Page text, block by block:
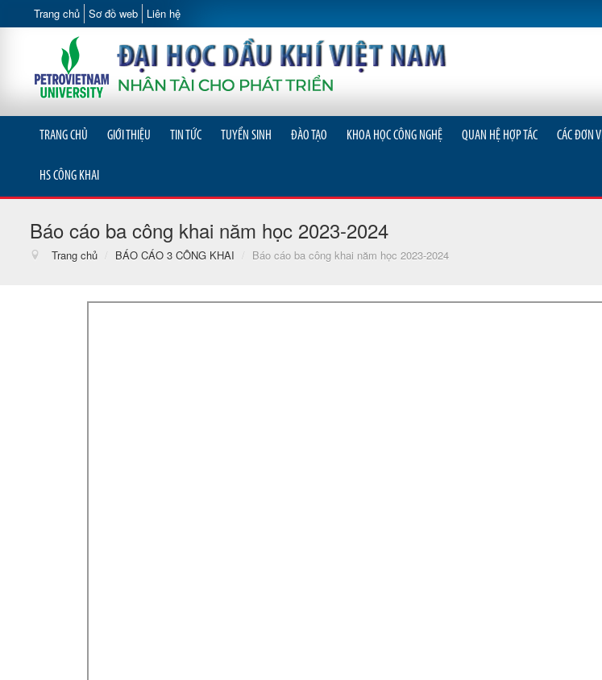
Trang chủ Sơ đồ web Liên hệ
TRANG CHỦ GIỚI THIỆU TIN TỨC TUYỂN SINH ĐÀO TẠO KHOA HỌC CÔNG NGHỆ QUAN HỆ HỢP TÁC CÁC ĐƠN VỊ
HS CÔNG KHAI
Báo cáo ba công khai năm học 2023-2024
Trang chủ / BÁO CÁO 3 CÔNG KHAI / Báo cáo ba công khai năm học 2023-2024